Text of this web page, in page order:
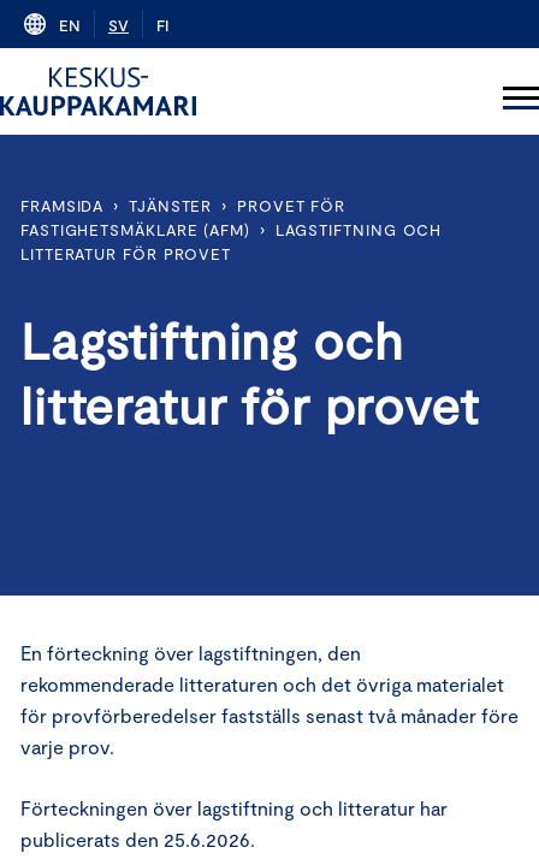
Skip
content
EN SV FI
FRAMSIDA › TJÄNSTER ›
PROVET FÖR
FASTIGHETSMÄKLARE (AFM)
›
LAGSTIFTNING OCH
LITTERATUR FÖR PROVET
Lagstiftning och
litteratur för provet
En förteckning över lagstiftningen, den
rekommenderade litteraturen och det övriga materialet
för provförberedelser fastställs senast två månader före
varje prov.
Förteckningen över lagstiftning och litteratur har
publicerats den 25.6.2026.